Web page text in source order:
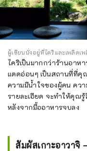
ผู้เขียนนั่งอยู่ที่ไคริและเพลิดเ
ไคริเป็นมากกว่าร้านอาห
แดดอ่อนๆ เป็นสถานที่ที่คุ
ความมีน้ำใจของผู้คน คว
รายละเอียด จะทำให้คุณ
หลังจากมื้ออาหารจบลง
สัมผัสเกาะอาวาจิ